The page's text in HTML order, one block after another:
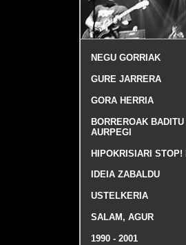
NEGU GORRIAK
GURE JARRERA
GORA HERRIA
BORREROAK
AURPEGI
HIPOKRISIARI STOP!
IDEIA ZABALDU
USTELKERIA
SALAM, AGUR
1990 - 2001